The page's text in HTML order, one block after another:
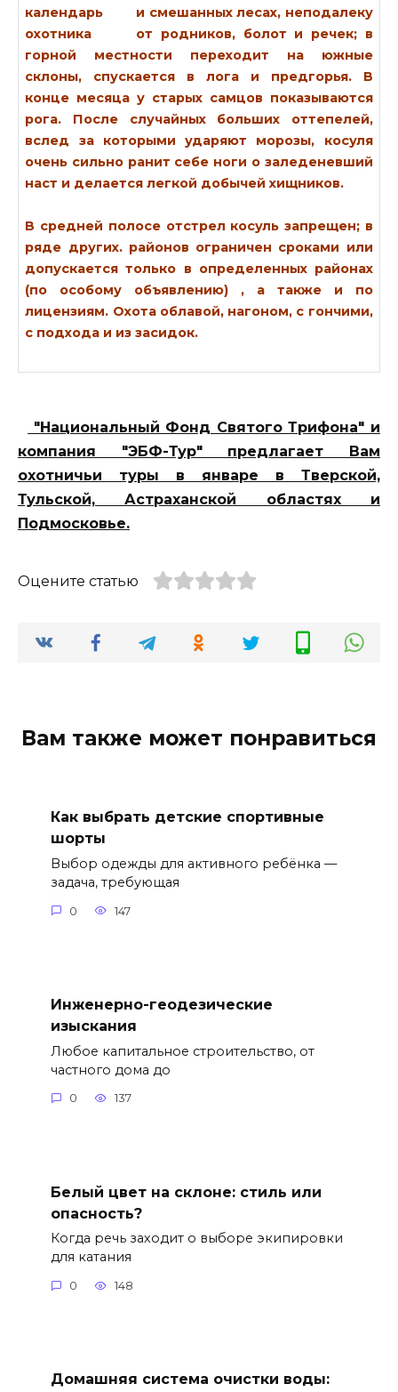
и смешанных лесах, неподалеку
от родников, болот и речек; в
горной местности переходит на южные
склоны, спускается в лога и предгорья. В
конце месяца у старых самцов показываются
рога. После случайных больших оттепелей,
вслед за которыми ударяют морозы, косуля
очень сильно ранит себе ноги о заледеневший
наст и делается легкой добычей хищников.
В средней полосе отстрел косуль запрещен; в
ряде других. районов ограничен сроками или
допускается только в определенных районах
(по особому объявлению) , а также и по
лицензиям. Охота облавой, нагоном, с гончими,
с подхода и из засидок.
"Национальный Фонд Святого Трифона" и
компания "ЭБФ-Тур" предлагает Вам
охотничьи туры в январе в Тверской,
Тульской, Астраханской областях и
Подмосковье.
Оцените статью
Вам также может понравиться
Как выбрать детские спортивные
шорты
Выбор одежды для активного ребёнка —
задача, требующая
0 147
Инженерно-геодезические
изыскания
Любое капитальное строительство, от
частного дома до
0 137
Белый цвет на склоне: стиль или
опасность?
Когда речь заходит о выборе экипировки
для катания
0 148
Домашняя система очистки воды: